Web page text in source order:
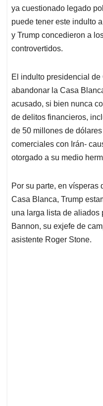
ya cuestionado legado
puede tener este indulto
y Trump concedieron a
controvertidos.
El indulto presidencial
abandonar la Casa
acusado, si bien nunca
de delitos financieros,
de 50 millones de
comerciales con Irán-
otorgado a su medio
Por su parte, en vísperas
Casa Blanca, Trump
una larga lista de aliados
Bannon, su exjefe de
asistente Roger Stone.